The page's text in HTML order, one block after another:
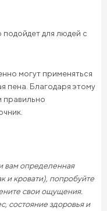
для людей с
могут применяться
пена. Благодаря этому
правильно
вам определенная
и кровати), попробуйте
свои ощущения.
состояние здоровья и